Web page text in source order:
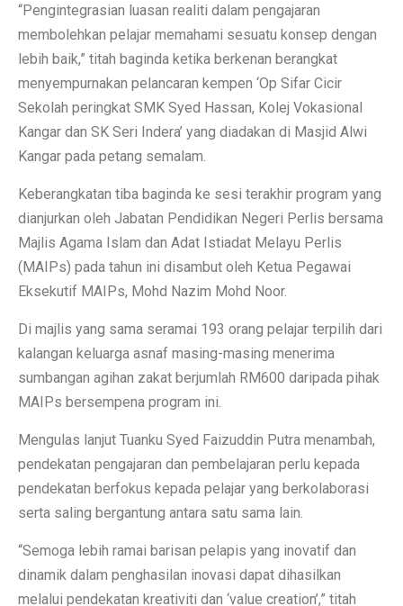
“Pengintegrasian luasan realiti dalam pengajaran
membolehkan pelajar memahami sesuatu konsep dengan
lebih baik,” titah baginda ketika berkenan berangkat
menyempurnakan pelancaran kempen ‘Op Sifar Cicir
Sekolah peringkat SMK Syed Hassan, Kolej Vokasional
Kangar dan SK Seri Indera’ yang diadakan di Masjid Alwi
Kangar pada petang semalam.
Keberangkatan tiba baginda ke sesi terakhir program yang
dianjurkan oleh Jabatan Pendidikan Negeri Perlis bersama
Majlis Agama Islam dan Adat Istiadat Melayu Perlis
(MAIPs) pada tahun ini disambut oleh Ketua Pegawai
Eksekutif MAIPs, Mohd Nazim Mohd Noor.
Di majlis yang sama seramai 193 orang pelajar terpilih dari
kalangan keluarga asnaf masing-masing menerima
sumbangan agihan zakat berjumlah RM600 daripada pihak
MAIPs bersempena program ini.
Mengulas lanjut Tuanku Syed Faizuddin Putra menambah,
pendekatan pengajaran dan pembelajaran perlu kepada
pendekatan berfokus kepada pelajar yang berkolaborasi
serta saling bergantung antara satu sama lain.
“Semoga lebih ramai barisan pelapis yang inovatif dan
dinamik dalam penghasilan inovasi dapat dihasilkan
melalui pendekatan kreativiti dan ‘value creation’,” titah